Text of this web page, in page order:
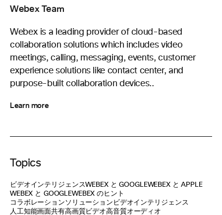
Webex Team
Webex is a leading provider of cloud-based
collaboration solutions which includes video
meetings, calling, messaging, events, customer
experience solutions like contact center, and
purpose-built collaboration devices..
Learn more
Topics
ビデオインテリジェンスWEBEX と GOOGLEWEBEX と APPLE
WEBEX と GOOGLEWEBEX のヒント
コラボレーションソリューション ビデオインテリジェンス
人工知能画面共有高画質ビデオ高音質オーディオ